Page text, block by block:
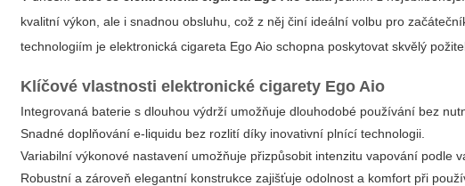
kvalitní výkon, ale i snadnou obsluhu, což z něj činí ideální volbu pro
technologiím je elektronická cigareta Ego Aio schopna poskytovatskvělý
Klíčové vlastnosti elektronické cigarety Ego Aio
Integrovaná baterie s dlouhou výdrží umožňuje dlouhodobé používání bez
Snadné doplňování e-liquidu bez rozlití díky inovativní plnící technologii.
Variabilní výkonové nastavení umožňuje přizpůsobit intenzitu vapování podle
Robustní a zároveň elegantní konstrukce zajišťuje odolnost a komfort při